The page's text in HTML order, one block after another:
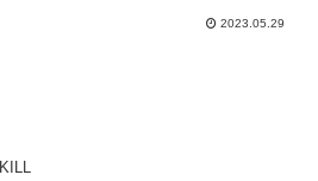
2023.05.29
KILL